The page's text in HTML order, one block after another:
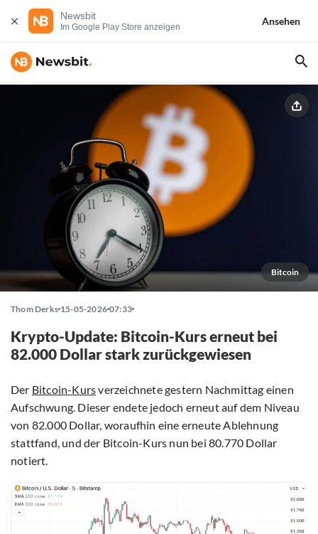
Newsbit
Im Google Play Store anzeigen
Ansehen
Bitcoin
Thom Derks 15-05-2026 07:33
Krypto-Update: Bitcoin-Kurs erneut bei
82.000 Dollar stark zurückgewiesen
Der Bitcoin-Kursverzeichnete gestern Nachmittag einen
Aufschwung. Dieser endete jedoch erneut auf dem Niveau
von 82.000 Dollar, woraufhin eine erneute Ablehnung
stattfand, und der Bitcoin-Kurs nun bei 80.770 Dollar
notiert.